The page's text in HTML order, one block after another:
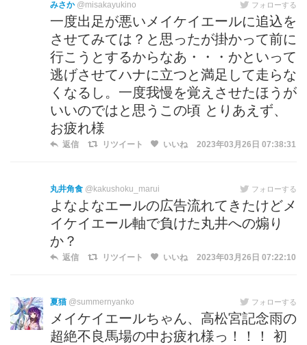
みさか @misakayukino フォローする
一度出足が悪いメイケイエールに追込を
させてみては？と思ったが掛かって前に
行こうとするからなあ・・・かといって
逃げさせてハナに立つと満足して走らな
くなるし。一度我慢を覚えさせたほうが
いいのではと思うこの頃 とりあえず、
お疲れ様
返信 リツイート いいね 2023年03月26日 07:38:31
丸井角食 @kakushoku_marui フォローする
よなよなエールの広告流れてきたけどメ
イケイエール軸で負けた丸井への煽り
か？
返信 リツイート いいね 2023年03月26日 07:22:10
夏猫 @summernyanko フォローする
メイケイエールちゃん、高松宮記念雨の
超絶不良馬場の中お疲れ様っ！！！ 初